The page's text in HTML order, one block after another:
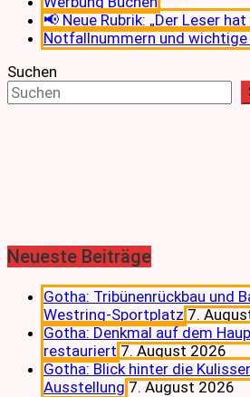
📢 Neue Rubrik: „Der Leser
Notfallnummern und
Suchen
Neueste Beiträge
Gotha: Tribünenrückbau und
Westring-Sportplatz 7.
Gotha: Denkmal auf dem
restauriert 7. August 2026
Gotha: Blick hinter die
Ausstellung 7. August 2026